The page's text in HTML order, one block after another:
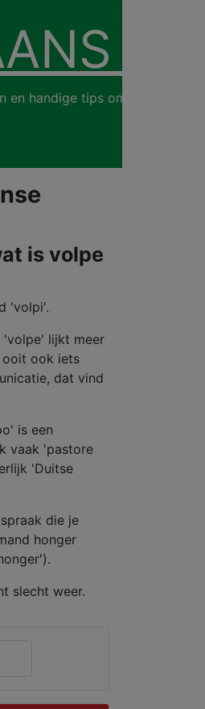
en handige tips om de
is volpe
'volpi'.
'volpe' lijkt meer
ooit ook iets
dat vind
is een
vaak 'pastore
'Duitse
die je
honger
slecht weer.